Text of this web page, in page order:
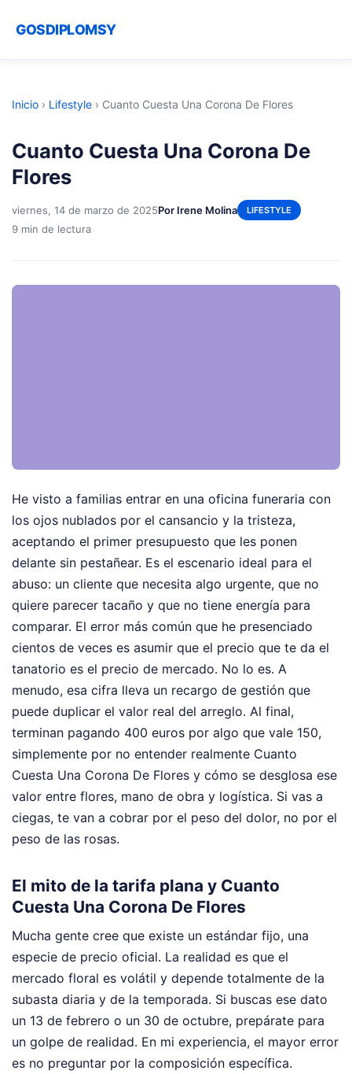
GOSDIPLOMSY
Inicio › Lifestyle › Cuanto Cuesta Una Corona De Flores
Cuanto Cuesta Una Corona De
Flores
viernes, 14 de marzo de 2025Por Irene Molina LIFESTYLE
9 min de lectura
He visto a familias entrar en una oficina funeraria con
los ojos nublados por el cansancio y la tristeza,
aceptando el primer presupuesto que les ponen
delante sin pestañear. Es el escenario ideal para el
abuso: un cliente que necesita algo urgente, que no
quiere parecer tacaño y que no tiene energía para
comparar. El error más común que he presenciado
cientos de veces es asumir que el precio que te da el
tanatorio es el precio de mercado. No lo es. A
menudo, esa cifra lleva un recargo de gestión que
puede duplicar el valor real del arreglo. Al final,
terminan pagando 400 euros por algo que vale 150,
simplemente por no entender realmente Cuanto
Cuesta Una Corona De Flores y cómo se desglosa ese
valor entre flores, mano de obra y logística. Si vas a
ciegas, te van a cobrar por el peso del dolor, no por el
peso de las rosas.
El mito de la tarifa plana y Cuanto
Cuesta Una Corona De Flores
Mucha gente cree que existe un estándar fijo, una
especie de precio oficial. La realidad es que el
mercado floral es volátil y depende totalmente de la
subasta diaria y de la temporada. Si buscas ese dato
un 13 de febrero o un 30 de octubre, prepárate para
un golpe de realidad. En mi experiencia, el mayor error
es no preguntar por la composición específica.